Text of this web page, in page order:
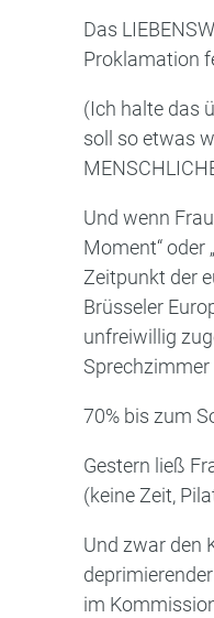
Das
Proklamation
(Ich halte das
soll so etwas
Und wenn
Moment“ oder
Zeitpunkt der
Brüsseler
unfreiwillig
70% bis zum
Gestern ließ
(keine Zeit,
Und zwar den
im